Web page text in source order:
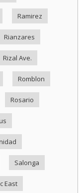
Ramirez
Rianzares
Rizal Ave.
Romblon
Rosario
Salonga
East